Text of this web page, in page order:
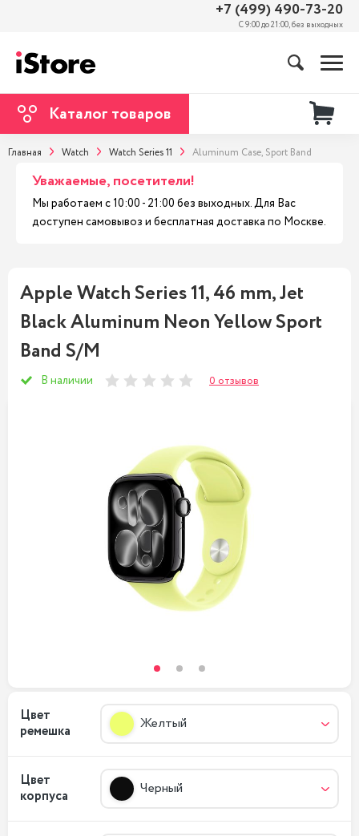
+7 (499) 490-73-20
С 9:00 до 21:00, без выходных
Каталог товаров
Главная Watch Watch Series 11 Aluminum Case, Sport Band
Уважаемые, посетители!
Мы работаем с 10:00 - 21:00 без выходных. Для Вас
доступен самовывоз и бесплатная доставка по Москве.
Apple Watch Series 11, 46 mm, Jet
Black Aluminum Neon Yellow Sport
Band S/M
В наличии 0 отзывов
Цвет
ремешка
Желтый
Цвет
корпуса
Черный